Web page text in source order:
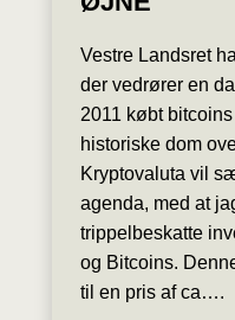
Vestre Landsret
der vedrører en
2011 købt
historiske dom
Kryptovaluta vil
agenda, med at
trippelbeskatte
og Bitcoins.
til en pris af ca….